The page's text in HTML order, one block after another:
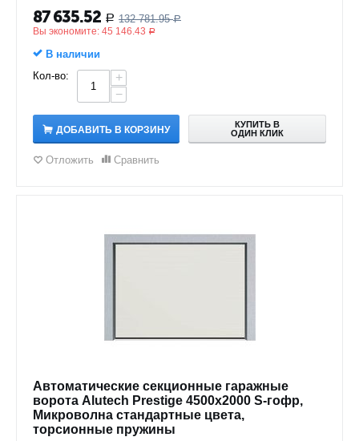
87 635.52 Р 132 781.95 Р
Вы экономите: 45 146.43 Р
В наличии
Кол-во:
+
−
ДОБАВИТЬ В КОРЗИНУ
КУПИТЬ В
ОДИН КЛИК
Отложить Сравнить
Автоматические секционные гаражные
ворота Alutech Prestige 4500х2000 S-гофр,
Микроволна стандартные цвета,
торсионные пружины